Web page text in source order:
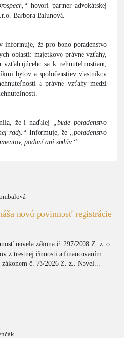
hovorí partner advokátskej
Barbora Balunová.
informuje, že pro bono poradenstvo
oblastí: majetkovo právne vzťahy,
vzťahujúceho sa k nehnuteľnostiam,
bytov a spoločenstiev vlastníkov
a právne vzťahy medzi
že i naďalej
„bude poradenstvo
rady.“ Informuje, že
„poradenstvo
podaní ani zmlúv.“
novú povinnosť registrácie
novela zákona č. 297/2008 Z. z. o
z trestnej činnosti a financovaním
č. 73/2026 Z. z.. Novel...